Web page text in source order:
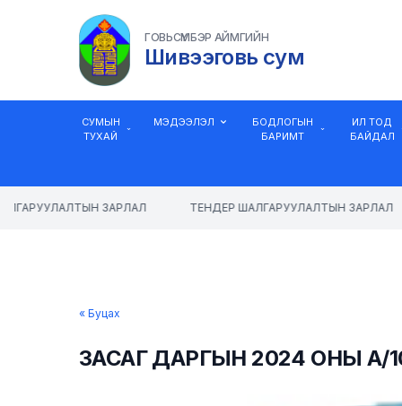
ГОВЬСҮМБЭР АЙМГИЙН
Шивээговь сум
СУМЫН
ТУХАЙ
МЭДЭЭЛЭЛ
БОДЛОГЫН
БАРИМТ
ИЛ ТОД
БАЙДАЛ
ЗАРЛАЛ ТЕНДЕР ШАЛГАРУУЛАЛТЫН ЗАРЛАЛ
« Буцах
ЗАСАГ ДАРГЫН 2024 ОНЫ А/